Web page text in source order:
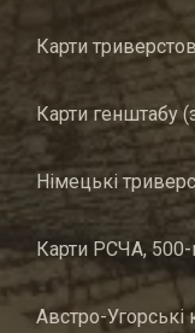
Карти
Карти генштабу
Німецькі
Карти РСЧА,
Австро-Угорські